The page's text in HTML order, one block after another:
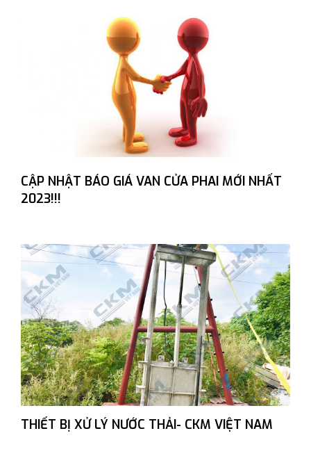
CẬP NHẬT BÁO GIÁ VAN CỬA PHAI MỚI NHẤT
2023!!!
THIẾT BỊ XỬ LÝ NƯỚC THẢI- CKM VIỆT NAM